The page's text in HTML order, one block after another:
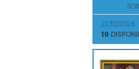
22/12/2026
10